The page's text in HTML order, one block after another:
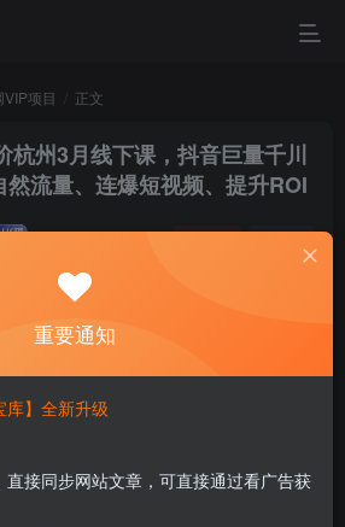
VIP项目 正文
杭州3月线下课，抖音巨量千川
流量、连爆短视频、提升ROI
place, only then the smile is not tired.
压缩包以方便分享，涉及较多
载的资源需要解压密码，请点
重要通知
库】全新升级
接同步网站文章，可直接通过看广告获